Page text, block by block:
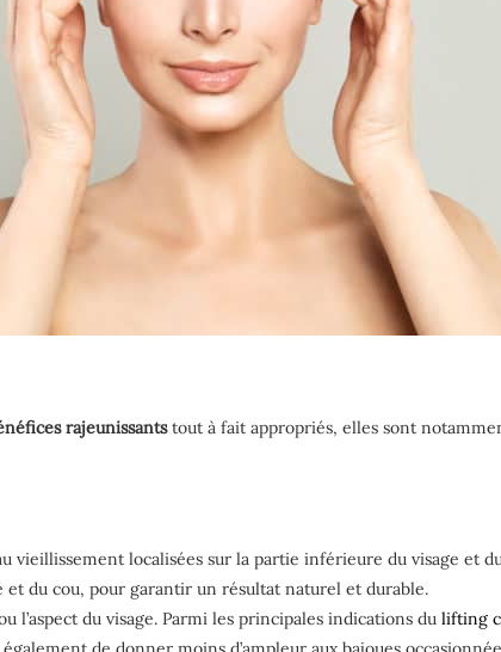
rajeunissantstout à fait appropriés, elles sont
vieillissement localisées sur la partie inférieure du visage et
et du cou, pour garantir un résultat naturel et durable.
l’aspect du visage. Parmi les principales indications du lifting